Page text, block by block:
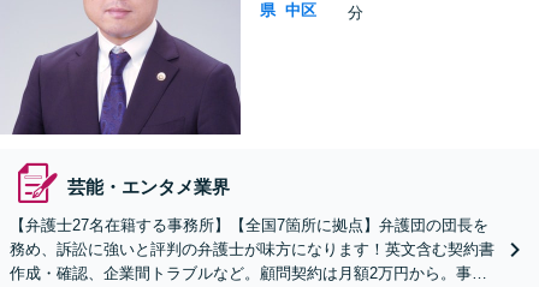
県 中区
分
芸能・エンタメ業界
【弁護士27名在籍する事務所】【全国7箇所に拠点】弁護団の団長を
務め、訴訟に強いと評判の弁護士が味方になります！英文含む契約書
作成・確認、企業間トラブルなど。顧問契約は月額2万円から。事業